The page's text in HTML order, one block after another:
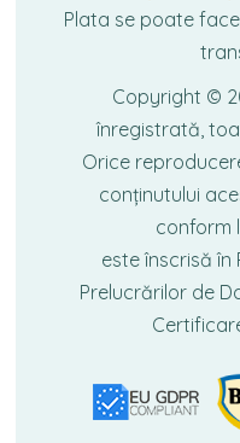
Plata se poate face
Copyright ©
înregistrată,
Orice
conținutului
conform
este înscrisă în
Prelucrărilor de